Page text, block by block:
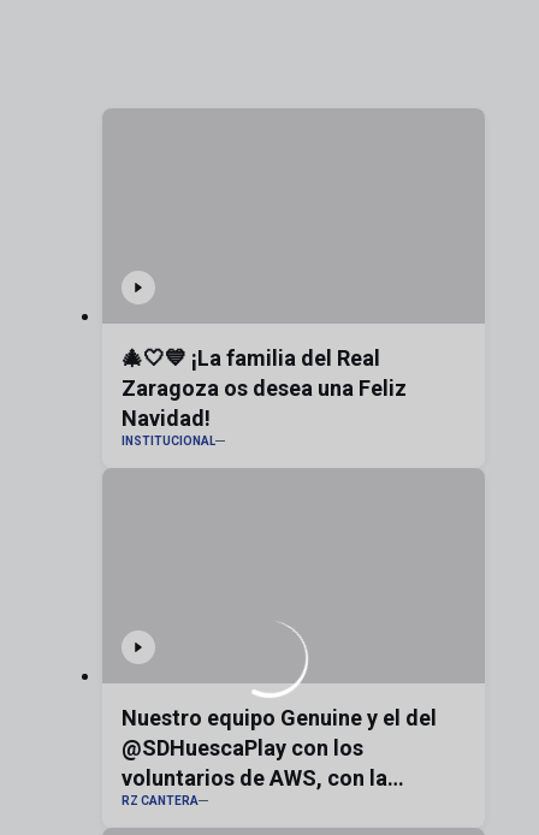
🎄🤍💙 ¡La familia del Real
Zaragoza os desea una Feliz
Navidad!
INSTITUCIONAL
Nuestro equipo Genuine y el del
@SDHuescaPlay con los
voluntarios de AWS, con la
bandera de Aragón
RZ CANTERA